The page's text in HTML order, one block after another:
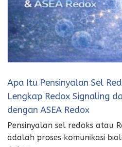
Apa Itu Pensinyalan Sel
Lengkap Redox Signaling
dengan ASEA Redox
Pensinyalan sel redoks atau
adalah proses komunikasi